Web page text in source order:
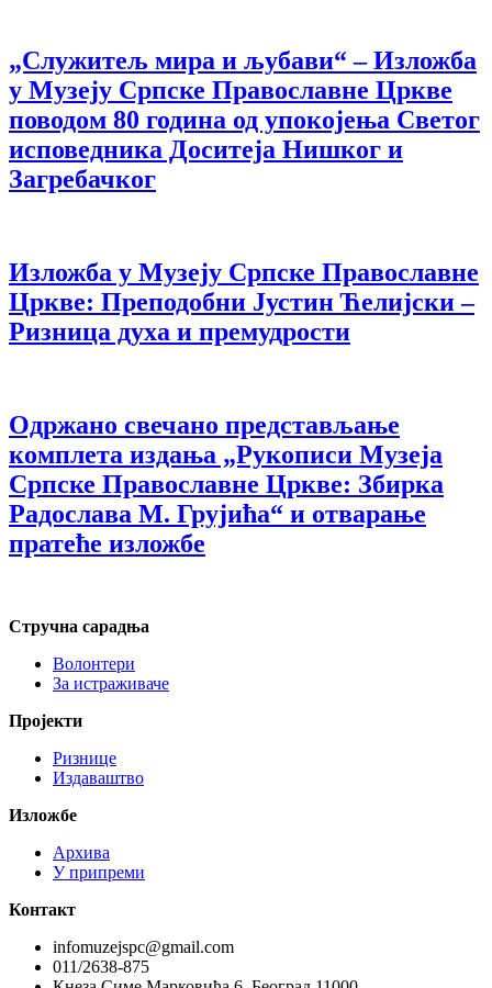
„Служитељ мира и љубави“ – Изложба
у Музеју Српске Православне Цркве
поводом 80 година од упокојења Светог
исповедника Доситеја Нишког и
Загребачког
Изложба у Музеју Српске Православне
Цркве: Преподобни Јустин Ћелијски –
Ризница духа и премудрости
Одржано свечано представљање
комплета издања „Рукописи Музеја
Српске Православне Цркве: Збирка
Радослава М. Грујића“ и отварање
пратеће изложбе
Стручна сарадња
Волонтери
За истраживаче
Пројекти
Ризнице
Издаваштво
Изложбе
Архива
У припреми
Контакт
infomuzejspc@gmail.com
011/2638-875